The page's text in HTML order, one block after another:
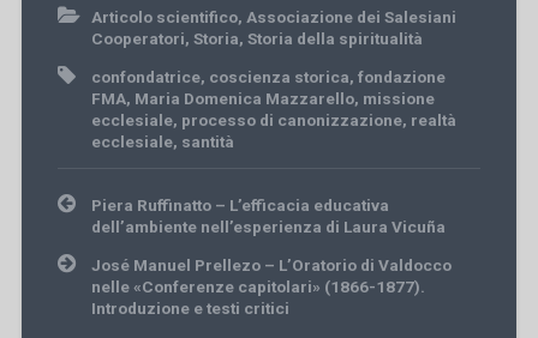
Articolo scientifico, Associazione dei Salesiani
Cooperatori, Storia, Storia della spiritualità
confondatrice, coscienza storica, fondazione
FMA, Maria Domenica Mazzarello, missione
ecclesiale, processo di canonizzazione, realtà
ecclesiale, santità
Post
navigation
Piera Ruffinatto – L’efficacia educativa
dell’ambiente nell’esperienza di Laura Vicuña
José Manuel Prellezo – L’Oratorio di Valdocco
nelle «Conferenze capitolari» (1866-1877).
Introduzione e testi critici